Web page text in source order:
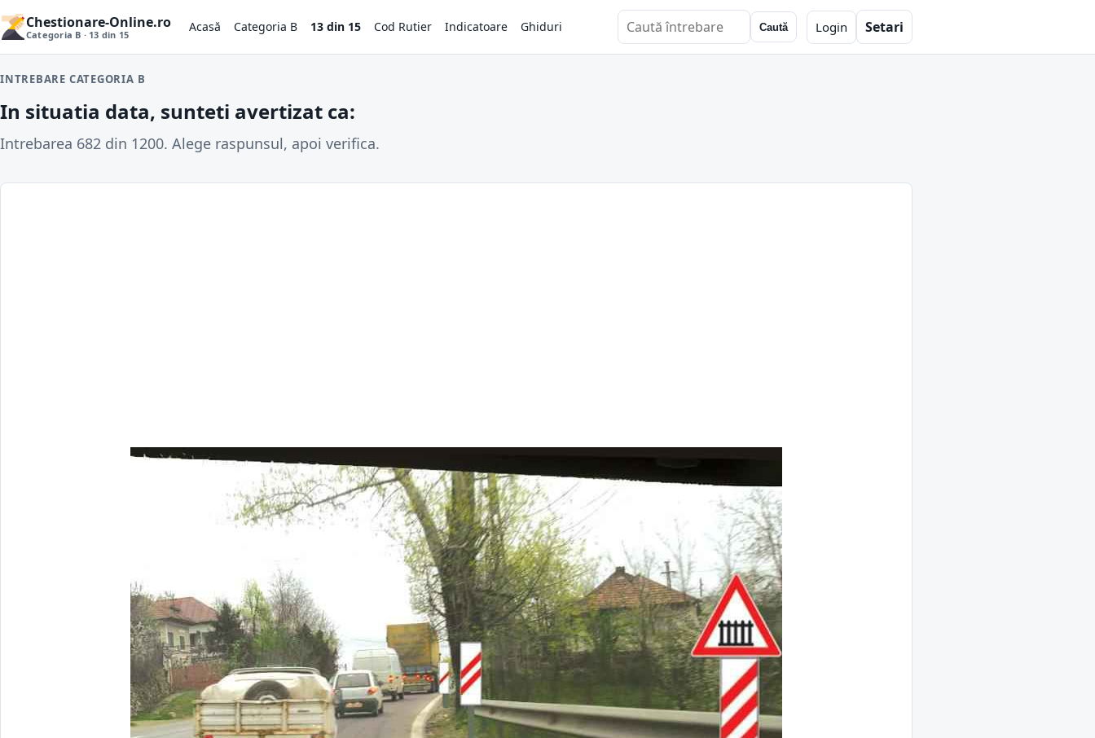
Chestionare-Online.ro
Categoria B · 13 din 15 Acasă Categoria B 13 din 15 Cod Rutier Indicatoare Ghiduri Caută întrebări Caută Login Setari
INTREBARE CATEGORIA B
In situatia data, sunteti avertizat ca:
Intrebarea 682 din 1200. Alege raspunsul, apoi verifica.